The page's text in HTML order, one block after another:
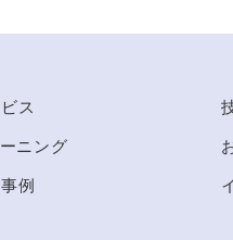
ス
ニング
例